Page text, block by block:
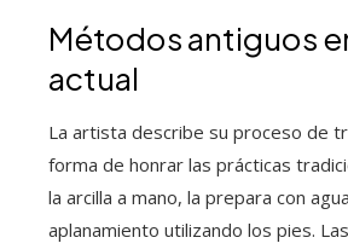
Métodos antiguos
actual
La artista describe su proceso de
forma de honrar las prácticas
la arcilla a mano, la prepara con
aplanamiento utilizando los pies.